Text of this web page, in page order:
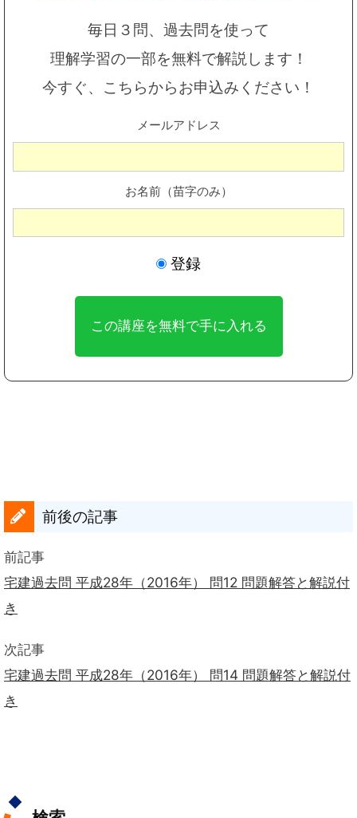
毎日３問、過去問を使って
理解学習の一部を無料で解説します！
今すぐ、こちらからお申込みください！
メールアドレス
お名前（苗字のみ）
登録
前後の記事
前記事
宅建過去問 平成28年（2016年） 問12 問題解答と解説付
き
次記事
宅建過去問 平成28年（2016年） 問14 問題解答と解説付
き